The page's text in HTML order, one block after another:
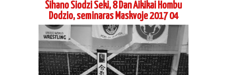
Šihano Siodzi Seki, 8 Dan Aikikai Hombu
Dodzio, seminaras Maskvoje 2017 04